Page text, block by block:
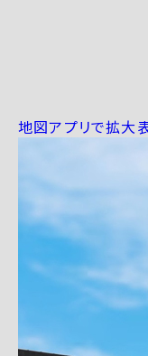
地図アプリで拡大